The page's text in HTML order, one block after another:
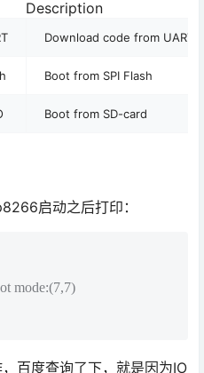
Description
Download code from UART
Boot from SPI Flash
Boot from SD-card
启动之后打印：
mode:(7,7)
百度查询了下，就是因为IO